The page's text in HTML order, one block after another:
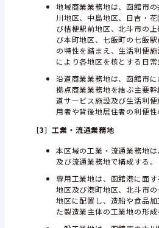
地域商業業務地は、函館市
川地区、中島地区、日吉・
び桔梗駅前地区、北斗市の
び本町地区、七飯町の七飯
の特性を踏まえ、生活利便
により各地区を核とする日常
沿道商業業務地は、函館市
拠点商業業務地を結ぶ主要
道サービス施設及び生活利
用者や背後地居住者の利便性
［3］ 工業・流通業務地
本区域の工業・流通業務地
及び流通業務地で構成する。
専用工業地は、函館港に面
地区及び港町地区、北斗市
地区に配置し、造船や食品
た製造業主体の工業地の形成